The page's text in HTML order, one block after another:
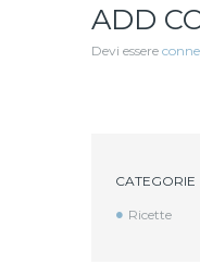
ADD
Devi essere
CATEGORIE
Ricette